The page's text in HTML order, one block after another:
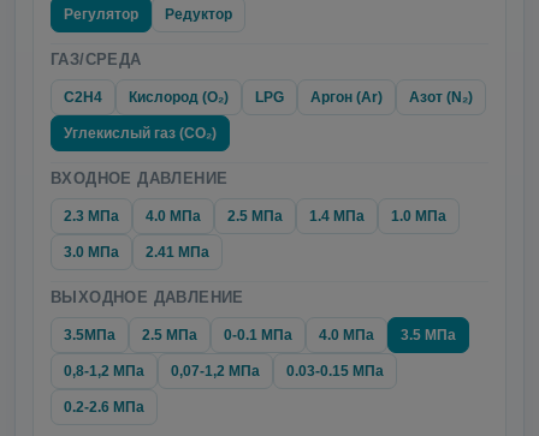
Регулятор Редуктор
ГАЗ/СРЕДА
C2H4 Кислород (O₂) LPG Аргон (Ar) Азот (N₂)
Углекислый газ (CO₂)
ВХОДНОЕ ДАВЛЕНИЕ
2.3 МПа 4.0 МПа 2.5 МПа 1.4 МПа 1.0 МПа
3.0 МПа 2.41 МПа
ВЫХОДНОЕ ДАВЛЕНИЕ
3.5МПа 2.5 МПа 0-0.1 МПа 4.0 МПа 3.5 МПа
0,8-1,2 МПа 0,07-1,2 МПа 0.03-0.15 МПа
0.2-2.6 МПа